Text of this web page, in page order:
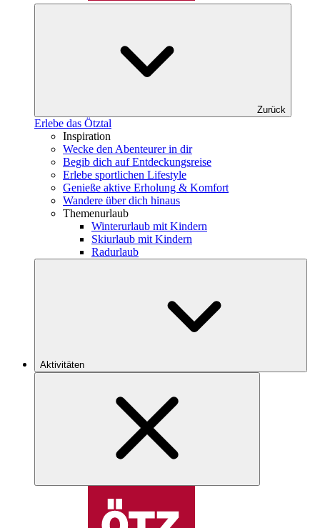
Zurück
Erlebe das Ötztal
Inspiration
Wecke den Abenteurer in dir
Begib dich auf Entdeckungsreise
Erlebe sportlichen Lifestyle
Genieße aktive Erholung & Komfort
Wandere über dich hinaus
Themenurlaub
Winterurlaub mit Kindern
Skiurlaub mit Kindern
Radurlaub
Aktivitäten